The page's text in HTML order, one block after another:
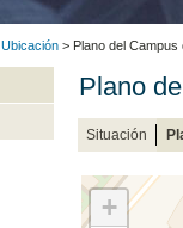
Ubicación > Plano del
Plano
Situación
+